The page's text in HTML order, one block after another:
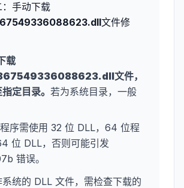
手动下载
文件修
载
文件，
定目录。 若为系统目录，一般
序需使用 32 位 DLL，64 位程
位 DLL，否则可能引发
错误。
统的 DLL 文件，需检查下载的